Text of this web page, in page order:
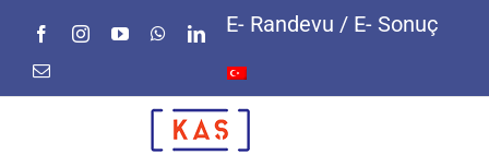
FacebookInstagramYouTubeWhatsAppLinkedIn
E-
E- Randevu / E- Sonuç